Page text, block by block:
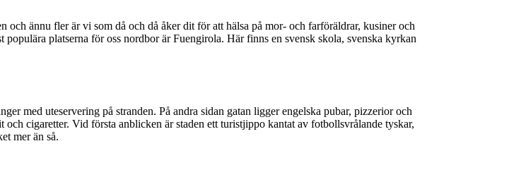
och ännu fler är vi som då och då åker dit för att hälsa på mor- och farföräldrar, kusiner och
platserna för oss nordbor är Fuengirola. Här finns en svensk skola, svenska kyrkan
med uteservering på stranden. På andra sidan gatan ligger engelska pubar, pizzerior och
cigaretter. Vid första anblicken är staden ett turistjippo kantat av fotbollsvrålande tyskar,
mer än så.